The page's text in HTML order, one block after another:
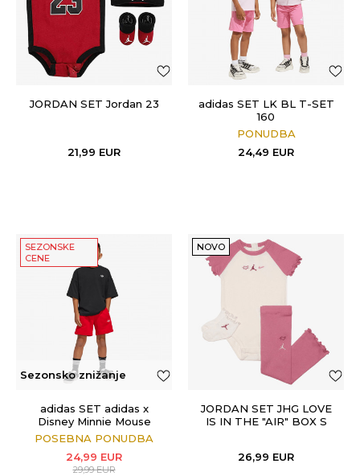
JORDAN SET Jordan 23
21,99 EUR
adidas SET LK BL T-SET
160
PONUDBA
24,49 EUR
SEZONSKE
CENE
Sezonsko znižanje
adidas SET adidas x
Disney Minnie Mouse
POSEBNA PONUDBA
24,99 EUR
29,99EUR
NOVO
JORDAN SET JHG LOVE
IS IN THE "AIR" BOX S
26,99 EUR